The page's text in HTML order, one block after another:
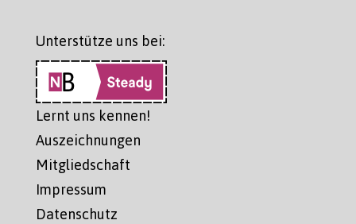
Unterstütze uns bei:
Lernt uns kennen!
Auszeichnungen
Mitgliedschaft
Impressum
Datenschutz